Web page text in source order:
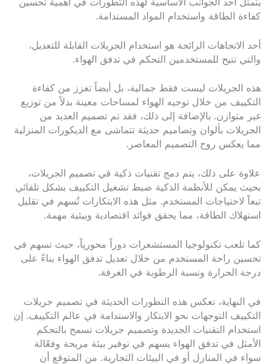
يتمثل أحد الجوانب الأساسية لهذه التطورات في أهمية تحسين
كفاءة الطاقة واستخدام المواد المستدامة.
أحد الاتجاهات الرائجة هو استخدام الجريلات القابلة للتعديل،
والتي تتيح للمستخدمين التحكم في تدفق الهواء.
هذه الجريلات ليست فقط جمالية، بل أيضاً تعزز من كفاءة
التكييف من خلال توجيه الهواء لمساحات معينة بدلاً من توزيع
غير متوازن. بالإضافة إلى ذلك، فقد تم تصميم العديد من
الجريلات بألوان وتصاميم حديثة تتماشى مع الديكورات المنزلية
مما يعكس روح التصميم المعاصر.
علاوة على ذلك، يتم دمج تقنيات ذكية في تصميم الجريلات،
بحيث يمكن للأنظمة الذكية ضبط تشغيل التكييف بشكل تلقائي
تبعاً لاحتياجات المستخدم. مثل هذه الابتكارات تُسهم في تقليل
استهلاك الطاقة، مما يحقق فوائد اقتصادية وبيئية مهمة.
كما تلعب تكنولوجيا المستشعرات دوراً محورياً، حيث تسهم في
تحسين راحة المستخدم من خلال تعديل تدفق الهواء بناءً على
درجة الحرارة ونسبة الرطوبة في الغرفة.
في النهاية، تعكس هذه التطورات الحديثة في تصميم جريلات
التكييف التوجهات نحو الابتكار والاستدامة في عالم التكييف. إن
استخدام التقنيات الجديدة وتصميم جريلات تسمح بالتحكم
الأمثل في تدفق الهواء يسهم في توفير بيئة مريحة وفعّالة
سواء في المنازل أو في البيئات التجارية. من المتوقع أن